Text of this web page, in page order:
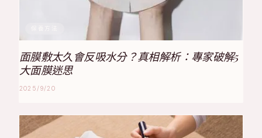
面膜敷太久會反吸水分？真相解析：專家破解5
大面膜迷思
2025/9/20